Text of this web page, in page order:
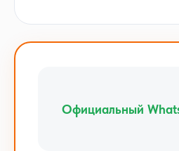
Официальный